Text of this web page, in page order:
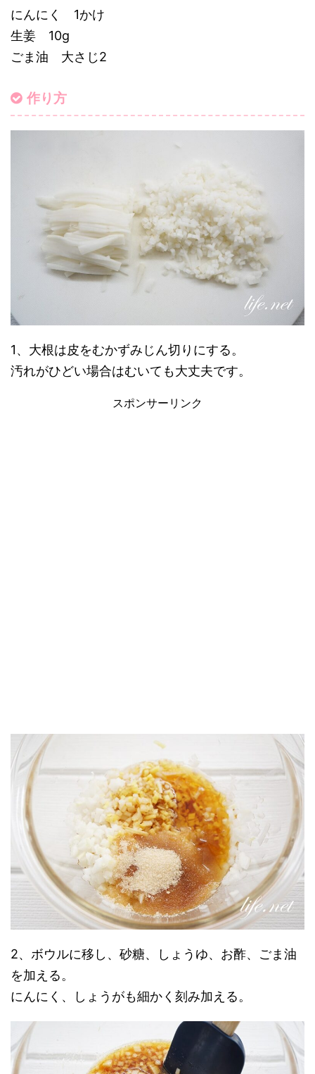
にんにく 1かけ
生姜 10g
ごま油 大さじ2
作り方
1、大根は皮をむかずみじん切りにする。
汚れがひどい場合はむいても大丈夫です。
スポンサーリンク
2、ボウルに移し、砂糖、しょうゆ、お酢、ごま油
を加える。
にんにく、しょうがも細かく刻み加える。